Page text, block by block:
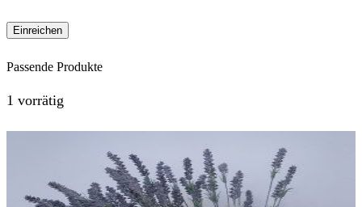
Passende Produkte
1 vorrätig